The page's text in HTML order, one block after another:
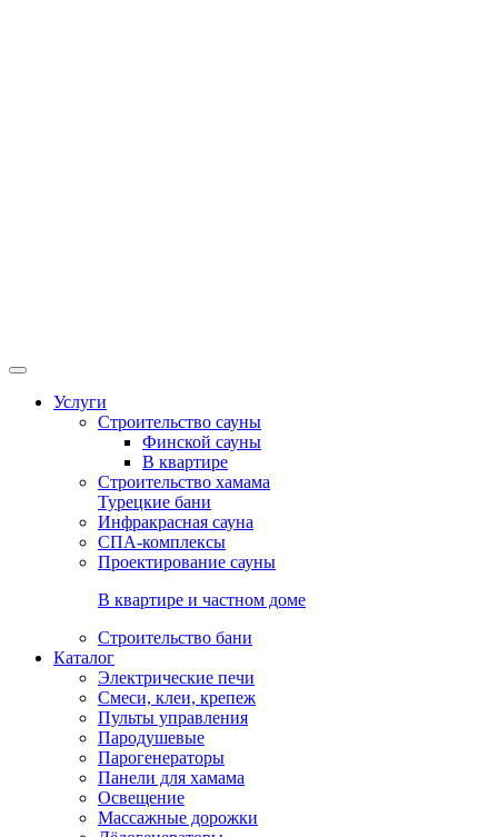
Услуги
Строительство сауны
Финской сауны
В квартире
Строительство хамама
Турецкие бани
Инфракрасная сауна
СПА-комплексы
Проектирование сауны
В квартире и частном доме
Строительство бани
Каталог
Электрические печи
Смеси, клеи, крепеж
Пульты управления
Пародушевые
Парогенераторы
Панели для хамама
Освещение
Массажные дорожки